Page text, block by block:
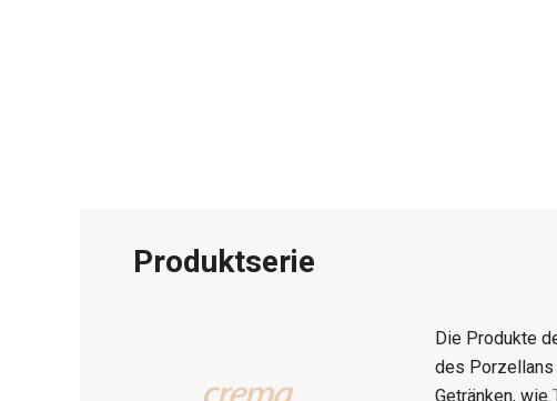
Produktserie
Die Produkte
des Porzellans
Getränken, wie